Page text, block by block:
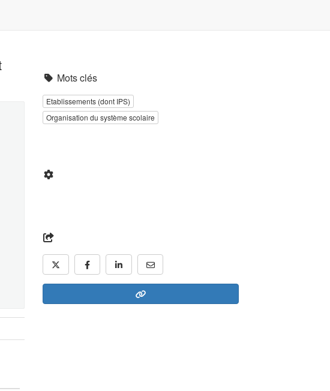
Mots clés
Etablissements (dont IPS)
Organisation du système scolaire